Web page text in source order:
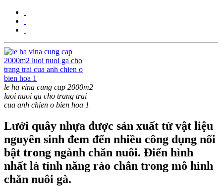
le ha vina cung cap 2000m2
luoi nuoi ga cho trang trai
cua anh chien o bien hoa 1
Lưới quây nhựa được sản xuất từ vật liệu
nguyên sinh đem đến nhiều công dụng nổi
bật trong ngành chăn nuôi. Điển hình
nhất là tính năng rào chắn trong mô hình
chăn nuôi gà.